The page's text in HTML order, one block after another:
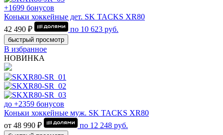
+1699 бонусов
Коньки хоккейные дет. SK TACKS XR80
42 490 ₽
по 10 623 руб.
быстрый просмотр
В избранное
НОВИНКА
до +2359 бонусов
Коньки хоккейные муж. SK TACKS XR80
от 48 990 ₽
по 12 248 руб.